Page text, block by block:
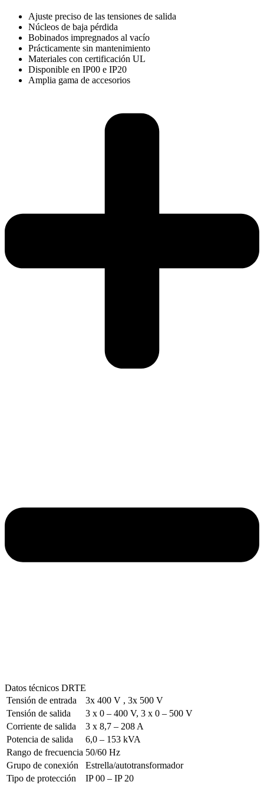
Ajuste preciso de las tensiones de salida
Núcleos de baja pérdida
Bobinados impregnados al vacío
Prácticamente sin mantenimiento
Materiales con certificación UL
Disponible en IP00 e IP20
Amplia gama de accesorios
Datos técnicos DRTE
Tensión de entrada
3x 400 V , 3x 500 V
Tensión de salida
3 x 0 – 400 V, 3 x 0 – 500 V
Corriente de salida
3 x 8,7 – 208 A
Potencia de salida
6,0 – 153 kVA
Rango de frecuencia 50/60 Hz
Grupo de conexión
Estrella/autotransformador
Tipo de protección
IP 00 – IP 20